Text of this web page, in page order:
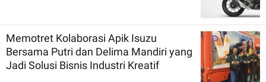
Memotret Kolaborasi Apik Isuzu
Bersama Putri dan Delima Mandiri yang
Jadi Solusi Bisnis Industri Kreatif